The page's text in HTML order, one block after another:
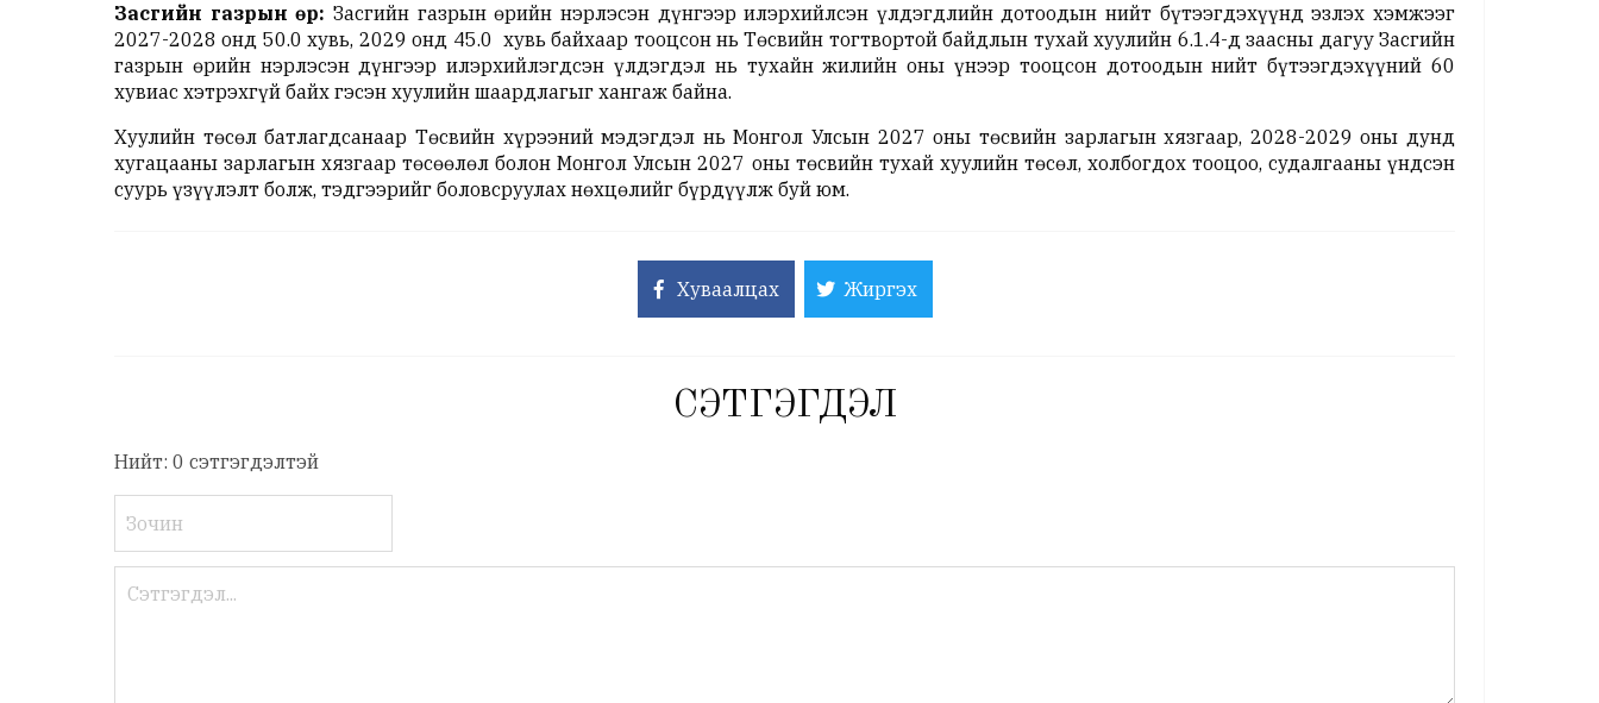
Засгийн газрын өр: Засгийн газрын өрийн нэрлэсэн дүнгээр илэрхийлсэн үлдэгдлийн дотоодын нийт бүтээгдэхүүнд эзлэх хэмжээг
2027-2028 онд 50.0 хувь, 2029 онд 45.0 хувь байхаар тооцсон нь Төсвийн тогтвортой байдлын тухай хуулийн 6.1.4-д заасны дагуу Засгийн
газрын өрийн нэрлэсэн дүнгээр илэрхийлэгдсэн үлдэгдэл нь тухайн жилийн оны үнээр тооцсон дотоодын нийт бүтээгдэхүүний 60
хувиас хэтрэхгүй байх гэсэн хуулийн шаардлагыг хангаж байна.
Хуулийн төсөл батлагдсанаар Төсвийн хүрээний мэдэгдэл нь Монгол Улсын 2027 оны төсвийн зарлагын хязгаар, 2028-2029 оны дунд
хугацааны зарлагын хязгаар төсөөлөл болон Монгол Улсын 2027 оны төсвийн тухай хуулийн төсөл, холбогдох тооцоо, судалгааны үндсэн
суурь үзүүлэлт болж, тэдгээрийг боловсруулах нөхцөлийг бүрдүүлж буй юм.
Хуваалцах Жиргэх
СЭТГЭГДЭЛ
Нийт: 0 сэтгэгдэлтэй